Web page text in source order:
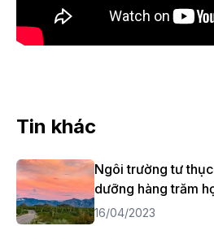
Tin khác
Ngôi trường tư
dưỡng hàng trăm
16/04/2023